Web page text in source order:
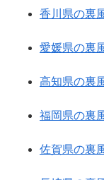
香川県の裏
愛媛県の裏
高知県の裏
福岡県の裏
佐賀県の裏